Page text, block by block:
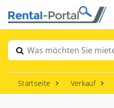
Was möchten Sie
Startseite Verkauf